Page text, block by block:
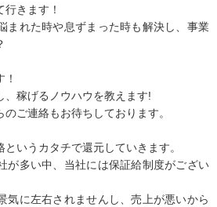
きます！
まれた時や息ずまった時も解決し、事業
、稼げるノウハウを教えます!
ご連絡もお待ちしております。
いうカタチで還元していきます。
が多い中、当社には保証給制度がござい
気に左右されませんし、売上が悪いから